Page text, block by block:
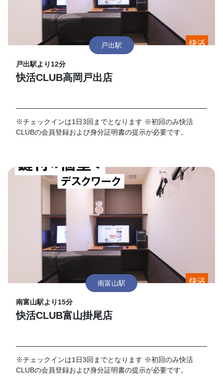
戸出駅
戸出駅より12分
快活CLUB高岡戸出店
※チェックインは1日3回までとなります ※初回のみ快活
CLUBの会員登録および身分証明書の提示が必要です。
南富山駅
南富山駅より15分
快活CLUB富山掛尾店
※チェックインは1日3回までとなります ※初回のみ快活
CLUBの会員登録および身分証明書の提示が必要です。